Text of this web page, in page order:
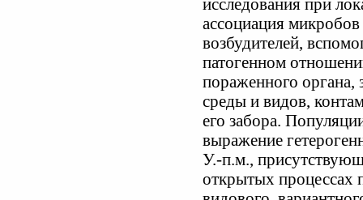
исследования при
ассоциация
возбудителей,
патогенном
пораженного органа,
среды и видов,
его забора.
выражение
У.-п.м.,
открытых процессах